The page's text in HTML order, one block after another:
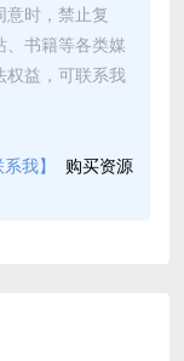
时，禁止复
、书籍等各类媒
权益，可联系我
我】
购买资源